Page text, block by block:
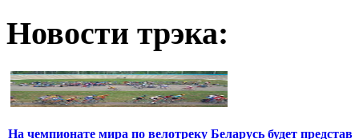
Новости трэка:
На чемпионате мира по велотреку Беларусь будет представ